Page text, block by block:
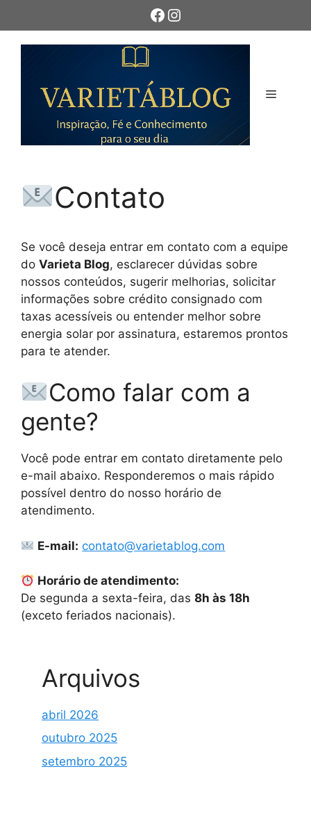
conteúdo
Facebook
Instagram
Menu
Contato
Se você deseja entrar em contato com a equipe
do Varieta Blog, esclarecer dúvidas sobre
nossos conteúdos, sugerir melhorias, solicitar
informações sobre crédito consignado com
taxas acessíveis ou entender melhor sobre
energia solar por assinatura, estaremos prontos
para te atender.
Como falar com a
gente?
Você pode entrar em contato diretamente pelo
e-mail abaixo. Responderemos o mais rápido
possível dentro do nosso horário de
atendimento.
E-mail: contato@varietablog.com
Horário de atendimento:
De segunda a sexta-feira, das 8h às 18h
(exceto feriados nacionais).
Arquivos
abril 2026
outubro 2025
setembro 2025